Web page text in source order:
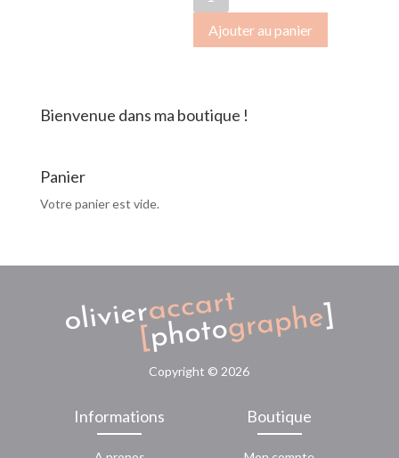
de
Dreamscape
V
Ajouter au panier
Bienvenue dans ma boutique !
Panier
Votre panier est vide.
Copyright © 2026
Informations Boutique